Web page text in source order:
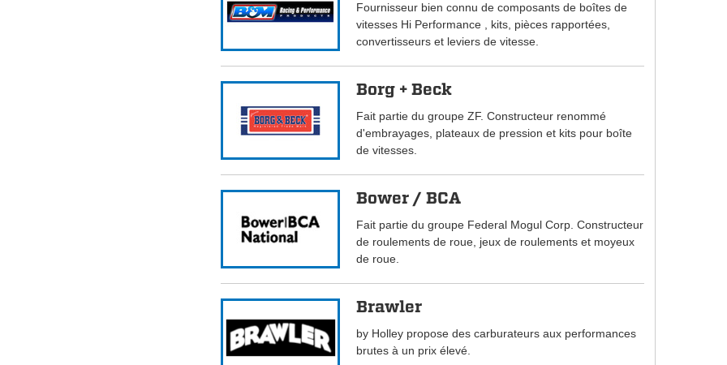
Fournisseur bien connu de composants de boîtes de
vitesses Hi Performance , kits, pièces rapportées,
convertisseurs et leviers de vitesse.
Borg + Beck
Fait partie du groupe ZF. Constructeur renommé
d'embrayages, plateaux de pression et kits pour boîte
de vitesses.
Bower / BCA
Fait partie du groupe Federal Mogul Corp. Constructeur
de roulements de roue, jeux de roulements et moyeux
de roue.
Brawler
by Holley propose des carburateurs aux performances
brutes à un prix élevé.